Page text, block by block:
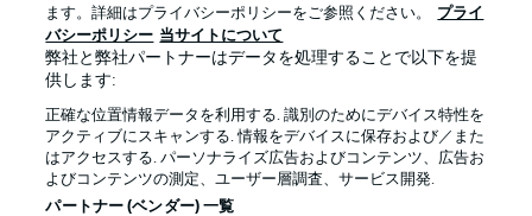
Official Partners
ます。詳細はプライバシーポリシーをご参照ください。
プライ
バシーポリシー 当サイトについて
弊社と弊社パートナーはデータを処理することで以下を提
供します:
正確な位置情報データを利用する. 識別のためにデバイス特性を
アクティブにスキャンする. 情報をデバイスに保存および／また
はアクセスする. パーソナライズ広告およびコンテンツ、広告お
よびコンテンツの測定、ユーザー層調査、サービス開発.
パートナー (ベンダー) 一覧